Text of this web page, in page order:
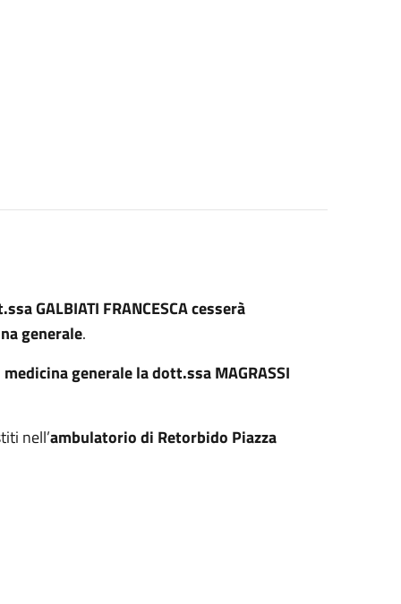
GALBIATI FRANCESCA cesserà
generale.
generale la dott.ssa MAGRASSI
nell’ambulatorio di Retorbido Piazza